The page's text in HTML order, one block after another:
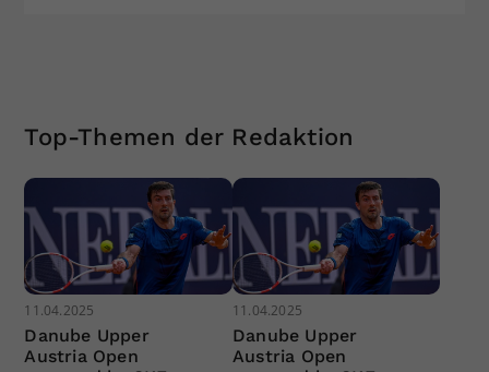
Top-Themen der Redaktion
11.04.2025
Danube Upper
Austria Open
11.04.2025
Danube Upper
Austria Open